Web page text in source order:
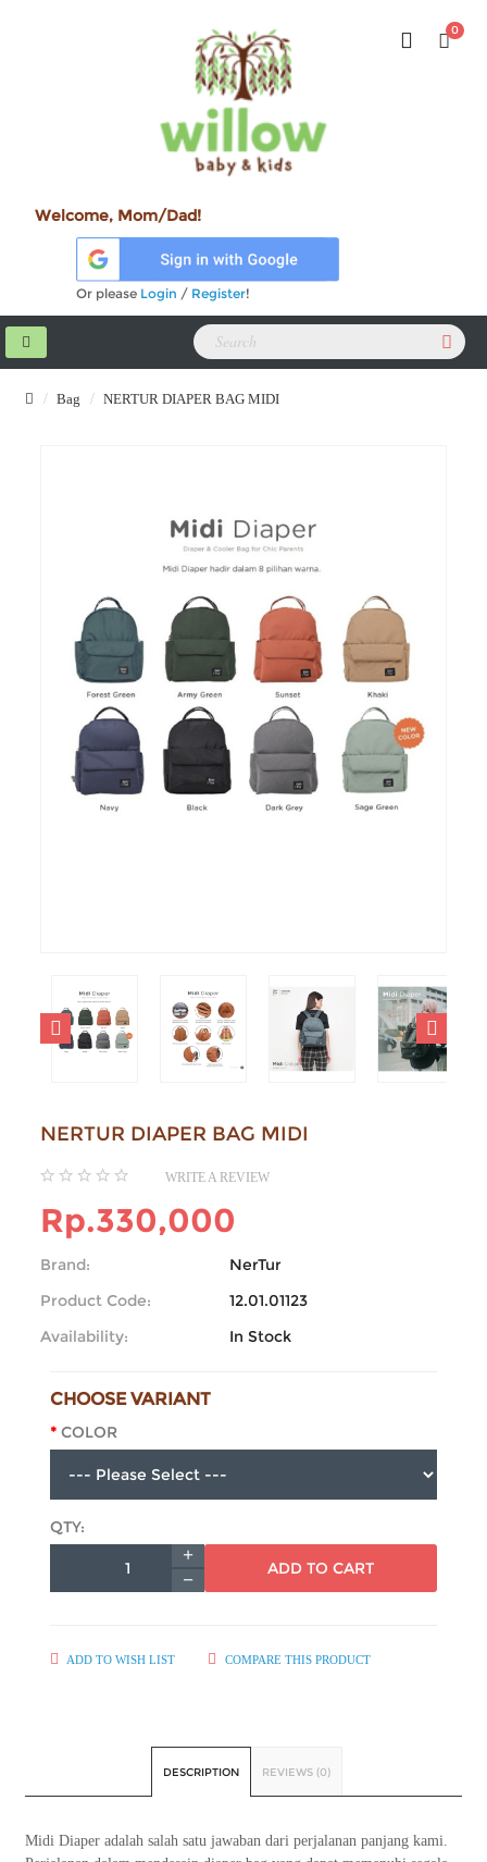
0
Welcome, Mom/Dad!
Or please Login / Register!
Bag NERTUR DIAPER BAG MIDI
NERTUR DIAPER BAG MIDI
WRITE A REVIEW
Rp.330,000
Brand:
NerTur
Product Code:
12.01.01123
Availability:
In Stock
CHOOSE VARIANT
COLOR
QTY:
ADD TO CART
ADD TO WISH LIST COMPARE THIS PRODUCT
DESCRIPTION REVIEWS (0)
Midi Diaper adalah salah satu jawaban dari perjalanan panjang kami.